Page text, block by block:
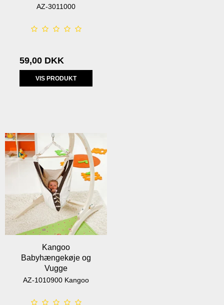
AZ-3011000
59,00 DKK
VIS PRODUKT
Kangoo
Babyhængekøje og
Vugge
AZ-1010900 Kangoo